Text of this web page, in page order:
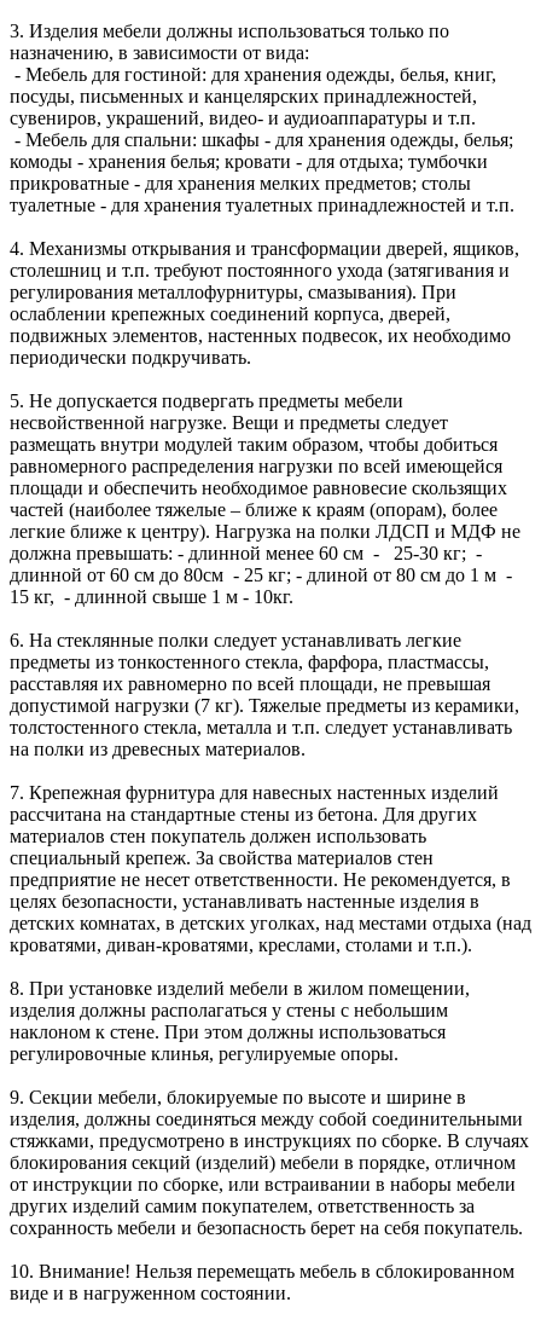
3. Изделия мебели должны использоваться только по
назначению, в зависимости от вида:
- Мебель для гостиной: для хранения одежды, белья, книг,
посуды, письменных и канцелярских принадлежностей,
сувениров, украшений, видео- и аудиоаппаратуры и т.п.
- Мебель для спальни: шкафы - для хранения одежды, белья;
комоды - хранения белья; кровати - для отдыха; тумбочки
прикроватные - для хранения мелких предметов; столы
туалетные - для хранения туалетных принадлежностей и т.п.
4. Механизмы открывания и трансформации дверей, ящиков,
столешниц и т.п. требуют постоянного ухода (затягивания и
регулирования металлофурнитуры, смазывания). При
ослаблении крепежных соединений корпуса, дверей,
подвижных элементов, настенных подвесок, их необходимо
периодически подкручивать.
5. Не допускается подвергать предметы мебели
несвойственной нагрузке. Вещи и предметы следует
размещать внутри модулей таким образом, чтобы добиться
равномерного распределения нагрузки по всей имеющейся
площади и обеспечить необходимое равновесие скользящих
частей (наиболее тяжелые – ближе к краям (опорам), более
легкие ближе к центру). Нагрузка на полки ЛДСП и МДФ не
должна превышать: - длинной менее 60 см - 25-30 кг; -
длинной от 60 см до 80см - 25 кг; - длиной от 80 см до 1 м -
15 кг, - длинной свыше 1 м - 10кг.
6. На стеклянные полки следует устанавливать легкие
предметы из тонкостенного стекла, фарфора, пластмассы,
расставляя их равномерно по всей площади, не превышая
допустимой нагрузки (7 кг). Тяжелые предметы из керамики,
толстостенного стекла, металла и т.п. следует устанавливать
на полки из древесных материалов.
7. Крепежная фурнитура для навесных настенных изделий
рассчитана на стандартные стены из бетона. Для других
материалов стен покупатель должен использовать
специальный крепеж. За свойства материалов стен
предприятие не несет ответственности. Не рекомендуется, в
целях безопасности, устанавливать настенные изделия в
детских комнатах, в детских уголках, над местами отдыха (над
кроватями, диван-кроватями, креслами, столами и т.п.).
8. При установке изделий мебели в жилом помещении,
изделия должны располагаться у стены с небольшим
наклоном к стене. При этом должны использоваться
регулировочные клинья, регулируемые опоры.
9. Секции мебели, блокируемые по высоте и ширине в
изделия, должны соединяться между собой соединительными
стяжками, предусмотрено в инструкциях по сборке. В случаях
блокирования секций (изделий) мебели в порядке, отличном
от инструкции по сборке, или встраивании в наборы мебели
других изделий самим покупателем, ответственность за
сохранность мебели и безопасность берет на себя покупатель.
10. Внимание! Нельзя перемещать мебель в сблокированном
виде и в нагруженном состоянии.